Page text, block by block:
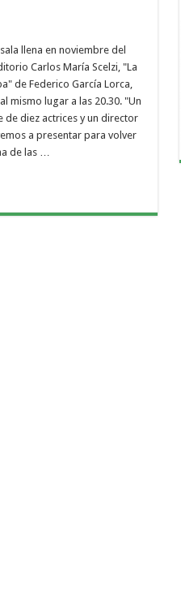
llena en noviembre del
Carlos María Scelzi, "La
de Federico García Lorca,
mismo lugar a las 20.30. "Un
de diez actrices y un director
a presentar para volver
de las …